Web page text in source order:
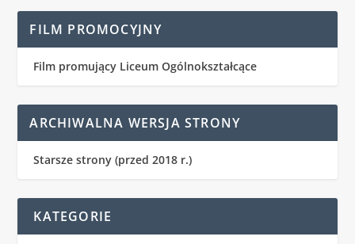
FILM PROMOCYJNY
Film promujący Liceum Ogólnokształcące
ARCHIWALNA WERSJA STRONY
Starsze strony (przed 2018 r.)
KATEGORIE